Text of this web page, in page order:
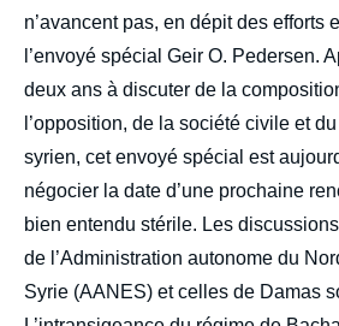
n’avancent pas, en dépit des efforts
l’envoyé spécial Geir O. Pedersen.
deux ans à discuter de la
l’opposition, de la société civile et
syrien, cet envoyé spécial est
négocier la date d’une prochaine
bien entendu stérile. Les
de l’Administration autonome du
Syrie (AANES) et celles de Damas